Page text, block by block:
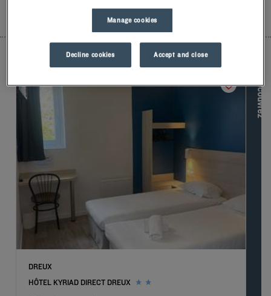
CARTE
DREUX
HÔTEL KYRIAD DIRECT DREUX
D
é
c
o
u
v
r
e
z
l
e
s
a
u
t
r
e
s
m
a
r
q
u
e
s
d
e
L
o
u
v
r
e
H
o
t
e
l
s
G
r
o
u
Manage cookies
Decline cookies Accept and close